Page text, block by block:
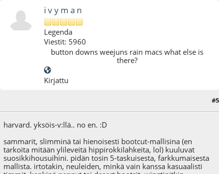
i v y m a n
Legenda
Viestit: 5960
button downs weejuns rain macs what else is
there?
Kirjattu
#5
harvard. yksöis-v:llä.. no en. :D
sammarit, slimminä tai hienoisesti bootcut-mallisina (en
tarkoita mitään ylileveitä hippirokkilahkeita, lol) kuuluvat
suosikkihousuihini. pidän tosin 5-taskuisesta, farkkumaisesta
mallista. irtotakin, neuleiden, minkä vain kanssa kasuaalisti